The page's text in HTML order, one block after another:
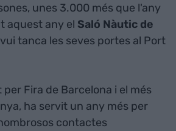
unes 3.000 més que l'any
aquest any el Saló Nàutic de
tanca les seves portes al Port
per Fira de Barcelona i el més
ha servit un any més per
contactes